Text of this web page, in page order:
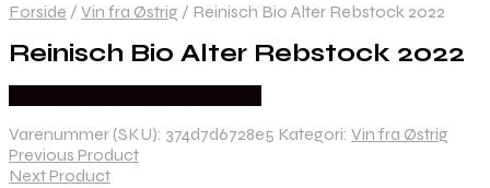
Forside / Vin fra Østrig / Reinisch Bio Alter Rebstock 2022
Reinisch Bio Alter Rebstock 2022
Varenummer (SKU): 374d7d6728e5 Kategori: Vin fra Østrig
Previous Product
Next Product